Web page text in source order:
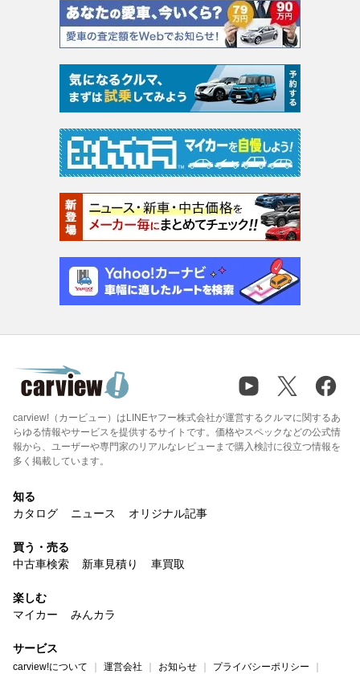
carview!（カービュー）はLINEヤフー株式会社が運営するクルマに関するあ
らゆる情報やサービスを提供するサイトです。価格やスペックなどの公式情
報から、ユーザーや専門家のリアルなレビューまで購入検討に役立つ情報を
多く掲載しています。
知る
カタログ
ニュース オリジナル記事
買う・売る
中古車検索
新車見積り 車買取
楽しむ
マイカー
みんカラ
サービス
carview!について 運営会社 お知らせ プライバシーポリシー